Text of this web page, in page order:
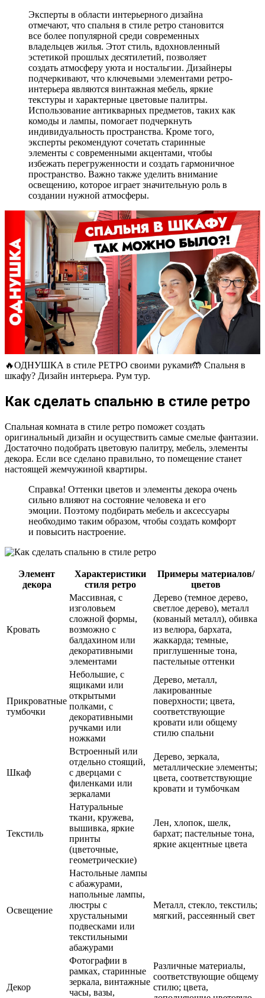
Эксперты в области интерьерного дизайна
отмечают, что спальня в стиле ретро становится
все более популярной среди современных
владельцев жилья. Этот стиль, вдохновленный
эстетикой прошлых десятилетий, позволяет
создать атмосферу уюта и ностальгии. Дизайнеры
подчеркивают, что ключевыми элементами ретро-
интерьера являются винтажная мебель, яркие
текстуры и характерные цветовые палитры.
Использование антикварных предметов, таких как
комоды и лампы, помогает подчеркнуть
индивидуальность пространства. Кроме того,
эксперты рекомендуют сочетать старинные
элементы с современными акцентами, чтобы
избежать перегруженности и создать гармоничное
пространство. Важно также уделить внимание
освещению, которое играет значительную роль в
создании нужной атмосферы.
🔥ОДНУШКА в стиле РЕТРО своими руками🤲 Спальня в
шкафу? Дизайн интерьера. Рум тур.
Как сделать спальню в стиле ретро
Спальная комната в стиле ретро поможет создать
оригинальный дизайн и осуществить самые смелые фантазии.
Достаточно подобрать цветовую палитру, мебель, элементы
декора. Если все сделано правильно, то помещение станет
настоящей жемчужиной квартиры.
Справка! Оттенки цветов и элементы декора очень
сильно влияют на состояние человека и его
эмоции. Поэтому подбирать мебель и аксессуары
необходимо таким образом, чтобы создать комфорт
и повысить настроение.
Элемент
декора
Характеристики
стиля ретро
Примеры материалов/
цветов
Кровать
Массивная, с
изголовьем
сложной формы,
возможно с
балдахином или
декоративными
элементами
Дерево (темное дерево,
светлое дерево), металл
(кованый металл), обивка
из велюра, бархата,
жаккарда; темные,
приглушенные тона,
пастельные оттенки
Прикроватные
тумбочки
Небольшие, с
ящиками или
открытыми
полками, с
декоративными
ручками или
ножками
Дерево, металл,
лакированные
поверхности; цвета,
соответствующие
кровати или общему
стилю спальни
Шкаф
Встроенный или
отдельно стоящий,
с дверцами с
филенками или
зеркалами
Дерево, зеркала,
металлические элементы;
цвета, соответствующие
кровати и тумбочкам
Текстиль
Натуральные
ткани, кружева,
вышивка, яркие
принты
(цветочные,
геометрические)
Лен, хлопок, шелк,
бархат; пастельные тона,
яркие акцентные цвета
Освещение
Настольные лампы
с абажурами,
напольные лампы,
люстры с
хрустальными
подвесками или
текстильными
абажурами
Металл, стекло, текстиль;
мягкий, рассеянный свет
Декор
Фотографии в
рамках, старинные
зеркала, винтажные
часы, вазы,
Различные материалы,
соответствующие общему
стилю; цвета,